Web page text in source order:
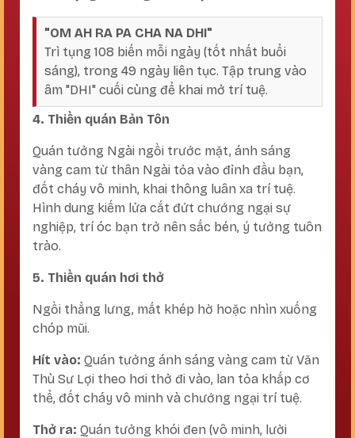
"OM AH RA PA CHA NA DHI"
Trì tụng 108 biến mỗi ngày (tốt nhất buổi
sáng), trong 49 ngày liên tục. Tập trung vào
âm "DHI" cuối cùng để khai mở trí tuệ.
4. Thiền quán Bản Tôn
Quán tưởng Ngài ngồi trước mặt, ánh sáng
vàng cam từ thân Ngài tỏa vào đỉnh đầu bạn,
đốt cháy vô minh, khai thông luân xa trí tuệ.
Hình dung kiếm lửa cắt đứt chướng ngại sự
nghiệp, trí óc bạn trở nên sắc bén, ý tưởng tuôn
trào.
5. Thiền quán hơi thở
Ngồi thẳng lưng, mắt khép hờ hoặc nhìn xuống
chóp mũi.
Hít vào: Quán tưởng ánh sáng vàng cam từ Văn
Thù Sư Lợi theo hơi thở đi vào, lan tỏa khắp cơ
thể, đốt cháy vô minh và chướng ngại trí tuệ.
Thở ra: Quán tưởng khói đen (vô minh, lười